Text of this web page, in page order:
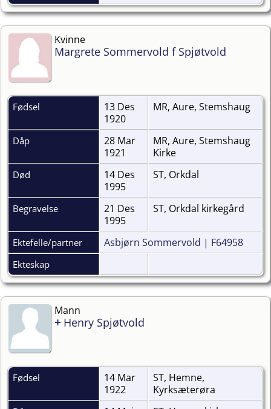
Kvinne
Margrete Sommervold f Spjøtvold
Fødsel
13 Des
1920
MR, Aure, Stemshaug
Dåp
28 Mar
1921
MR, Aure, Stemshaug
Kirke
Død
14 Des
1995
ST, Orkdal
Begravelse
21 Des
1995
ST, Orkdal kirkegård
Ektefelle/partner Asbjørn Sommervold | F64958
Ekteskap
Mann
+ Henry Spjøtvold
Fødsel
14 Mar
1922
ST, Hemne,
Kyrksæterøra